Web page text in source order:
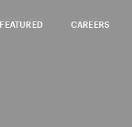
FEATURED CAREERS